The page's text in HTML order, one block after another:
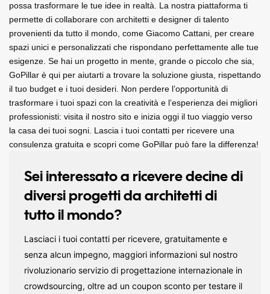
possa trasformare le tue idee in realtà. La nostra piattaforma ti
permette di collaborare con architetti e designer di talento
provenienti da tutto il mondo, come Giacomo Cattani, per creare
spazi unici e personalizzati che rispondano perfettamente alle tue
esigenze. Se hai un progetto in mente, grande o piccolo che sia,
GoPillar è qui per aiutarti a trovare la soluzione giusta, rispettando
il tuo budget e i tuoi desideri. Non perdere l’opportunità di
trasformare i tuoi spazi con la creatività e l’esperienza dei migliori
professionisti: visita il nostro sito e inizia oggi il tuo viaggio verso
la casa dei tuoi sogni. Lascia i tuoi contatti per ricevere una
consulenza gratuita e scopri come GoPillar può fare la differenza!
Sei interessato a ricevere decine di
diversi progetti da architetti di
tutto il mondo?
Lasciaci i tuoi contatti per ricevere, gratuitamente e
senza alcun impegno, maggiori informazioni sul nostro
rivoluzionario servizio di progettazione internazionale in
crowdsourcing, oltre ad un coupon sconto per testare il